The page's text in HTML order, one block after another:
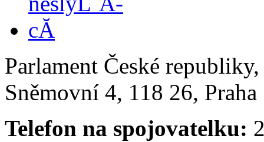
Parlament České
Sněmovní 4, 118 26,
Telefon na spojovatelku: